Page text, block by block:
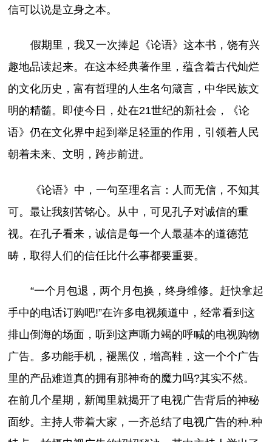
信可以说是立身之本。
假期里，我又一次捧起《论语》这本书，饶有兴
趣地品读起来。在这本经典著作里，蕴含着古代灿烂
的文化历史，富有哲理的人生名句箴言，中华民族文
明的精髓。即使今日，处在21世纪的新社会，《论
语》仍在文化界中起到举足轻重的作用，引领着人民
朝着未来、文明，跨步前进。
《论语》中，一句至理名言：人而无信，不知其
可。最让我刻苦铭心。从中，可见孔子对诚信的重
视。在孔子看来，诚信是每一个人最基本的道德范
畴，取得人们的信任比什么事都要重要。
“一个月包退，两个月包换，终身维修。赶快拿起
手中的电话订购吧!”在许多电视频道中，经常看到这
排山倒海的场面，听到这声嘶力竭的呼喊的电视购物
广告。多功能手机，褪黑仪，增高鞋，这一个个广告
里的产品难道真的拥有那神奇的魔力吗?其实不然。
在前几个星期，新闻里就揭开了电视广告背后的神秘
面纱。主持人带着大家，一齐总结了电视广告的种.种